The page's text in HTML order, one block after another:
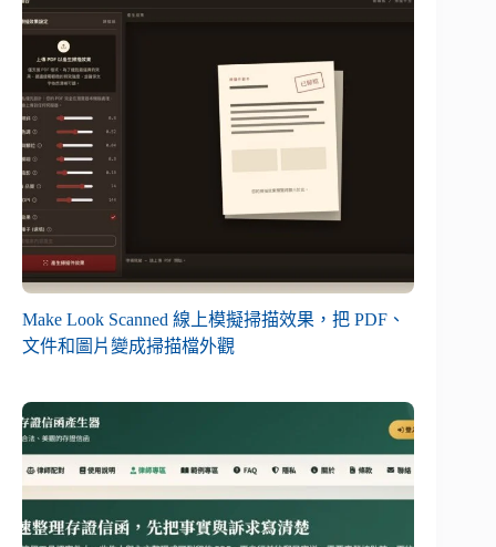
Make Look Scanned 線上模擬掃描效果，把 PDF、
文件和圖片變成掃描檔外觀